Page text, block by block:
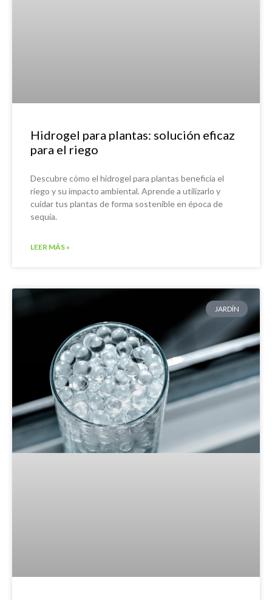
Hidrogel para plantas: solución eficaz
para el riego
Descubre cómo el hidrogel para plantas beneficia el
riego y su impacto ambiental. Aprende a utilizarlo y
cuidar tus plantas de forma sostenible en época de
sequía.
LEER MÁS »
JARDÍN